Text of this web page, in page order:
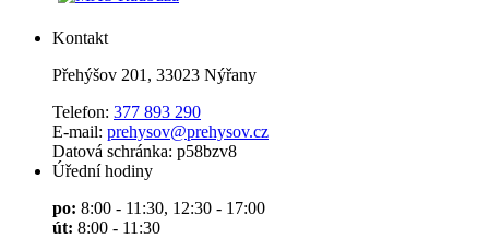
Kontakt
Přehýšov 201, 33023 Nýřany
Telefon: 377 893 290
E-mail: prehysov@prehysov.cz
Datová schránka: p58bzv8
Úřední hodiny
po: 8:00 - 11:30, 12:30 - 17:00
út: 8:00 - 11:30